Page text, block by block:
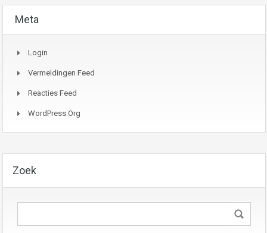
Meta
Login
Vermeldingen Feed
Reacties Feed
WordPress.org
Zoek